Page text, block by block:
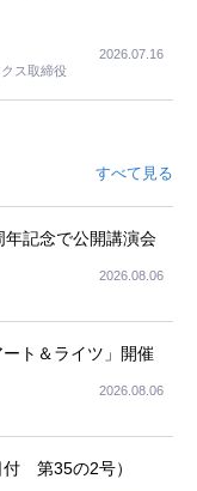
の施設を選択したので
シニアの住まい選び
便も考えない外池ない
ス取締役
2026.07.16
すべて見る
記念で公開講演会
2026.08.06
ト＆ライツ」開催
2026.08.06
付 第35の2号）